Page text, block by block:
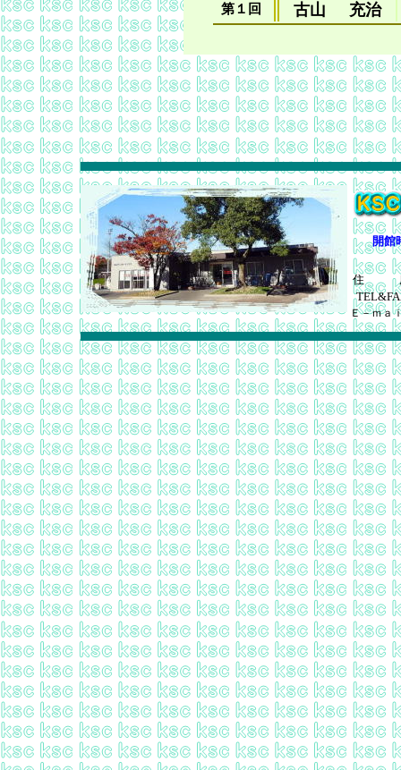
第１回 古山 充治
開館
住
Ｅ－ｍａ